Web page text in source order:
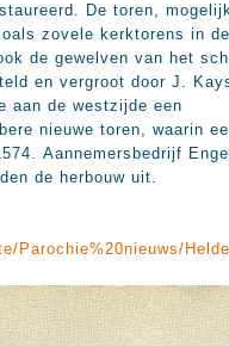
De toren,
zovele kerktorens in
de gewelven van het
en vergroot door J.
aan de westzijde een
nieuwe toren, waarin
Aannemersbedrijf
de herbouw uit.
Parochie%20nieuws/